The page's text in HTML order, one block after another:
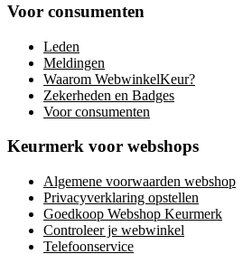
Voor consumenten
Leden
Meldingen
Waarom WebwinkelKeur?
Zekerheden en Badges
Voor consumenten
Keurmerk voor webshops
Algemene voorwaarden webshop
Privacyverklaring opstellen
Goedkoop Webshop Keurmerk
Controleer je webwinkel
Telefoonservice